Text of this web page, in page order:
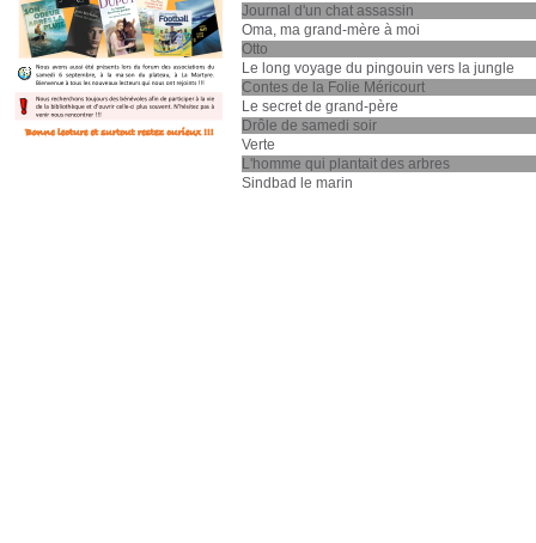
Journal d'un chat assassin
Oma, ma grand-mère à moi
Otto
Le long voyage du pingouin vers la jungle
Contes de la Folie Méricourt
Le secret de grand-père
Drôle de samedi soir
Verte
L'homme qui plantait des arbres
Sindbad le marin